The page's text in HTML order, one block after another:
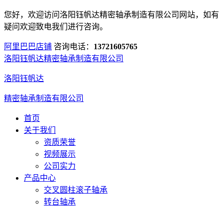
您好，欢迎访问洛阳钰帆达精密轴承制造有限公司网站，如有
疑问欢迎致电我们进行咨询。
阿里巴巴店铺 咨询电话： 13721605765
洛阳钰帆达精密轴承制造有限公司
洛阳钰帆达
精密轴承制造有限公司
首页
关于我们
资质荣誉
视频展示
公司实力
产品中心
交叉圆柱滚子轴承
转台轴承